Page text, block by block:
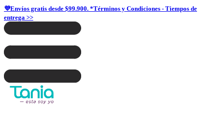
💜Envíos gratis desde $99.900. *Términos y Condiciones - Tiempos de
entrega >>